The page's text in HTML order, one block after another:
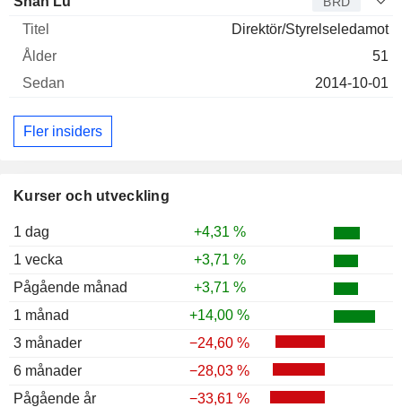
Kurser och utveckling
1 dag
+4,31 %
1 vecka
+3,71 %
Pågående månad
+3,71 %
1 månad
+14,00 %
3 månader
−24,60 %
6 månader
−28,03 %
Pågående år
−33,61 %
Direktör/Styrelseledamot
51
2014-10-01
Fler insiders